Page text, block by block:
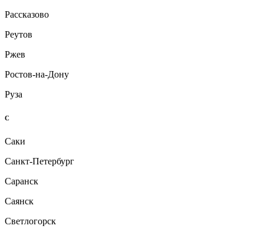
Рассказово
Реутов
Ржев
Ростов-на-Дону
Руза
С
Саки
Санкт-Петербург
Саранск
Саянск
Светлогорск